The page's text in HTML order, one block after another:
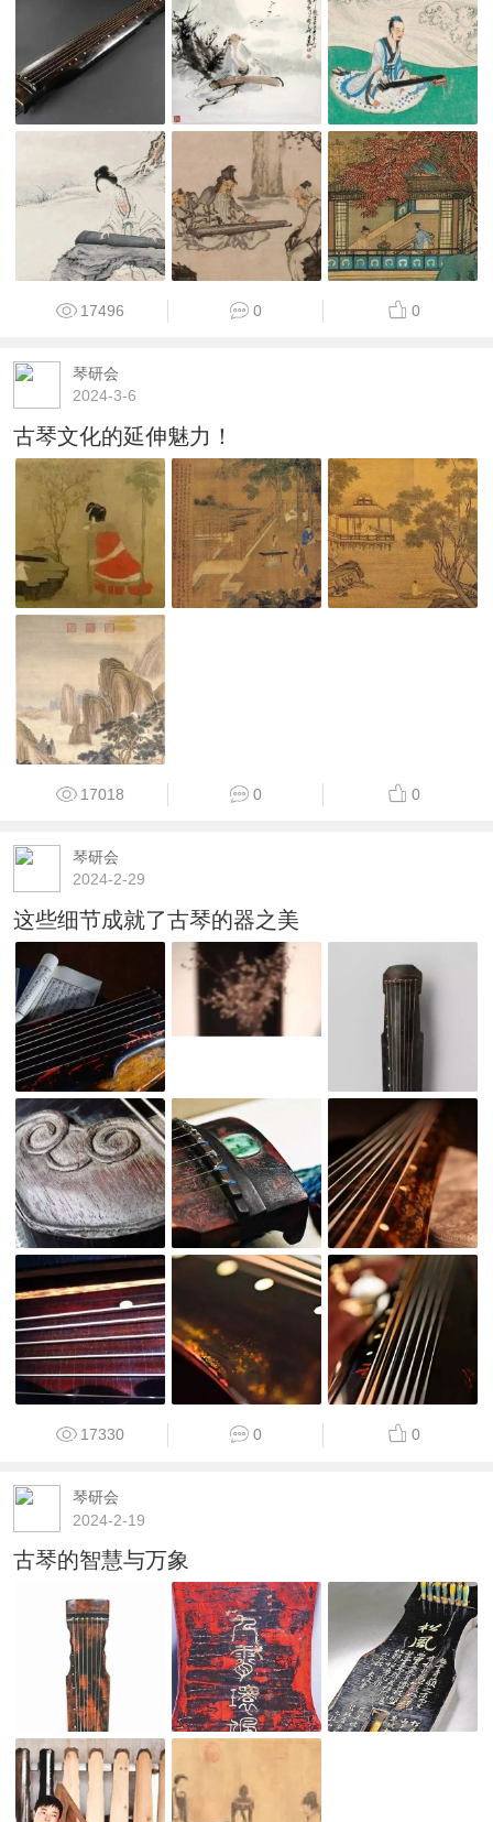
17496 0 0
琴研会
2024-3-6
古琴文化的延伸魅力！
17018 0 0
琴研会
2024-2-29
这些细节成就了古琴的器之美
17330 0 0
琴研会
2024-2-19
古琴的智慧与万象